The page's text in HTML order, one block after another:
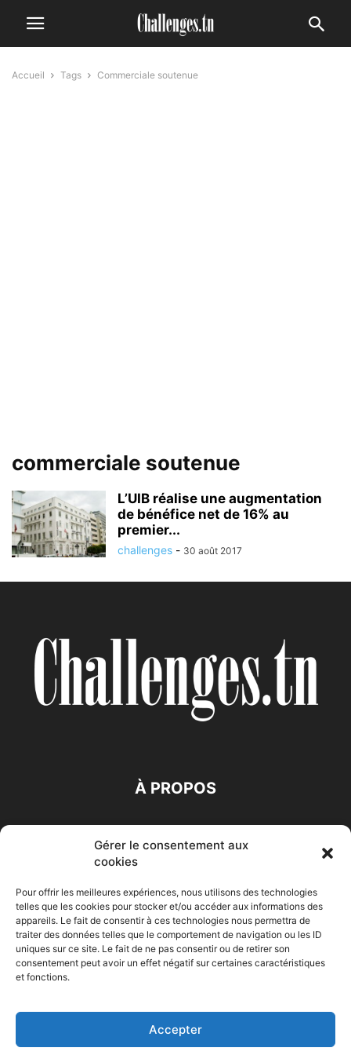
Gérer le consentement aux
cookies
Pour offrir les meilleures expériences, nous utilisons des technologies
telles que les cookies pour stocker et/ou accéder aux informations des
appareils. Le fait de consentir à ces technologies nous permettra de
traiter des données telles que le comportement de navigation ou les ID
uniques sur ce site. Le fait de ne pas consentir ou de retirer son
consentement peut avoir un effet négatif sur certaines caractéristiques
et fonctions.
Accepter
Accueil Tags Commerciale soutenue
commerciale soutenue
L’UIB réalise une augmentation
de bénéfice net de 16% au
premier...
challenges - 30 août 2017
À PROPOS
Accueil Economie Entreprises Entrepreneur
Maghreb
© Challenges.tn By AAKOM.DIGITAL